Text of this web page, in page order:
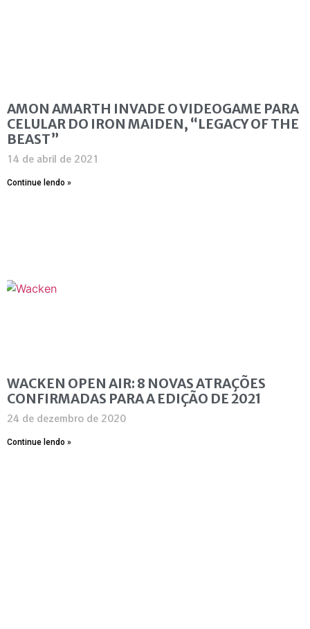
AMON AMARTH INVADE O VIDEOGAME PARA
CELULAR DO IRON MAIDEN, “LEGACY OF THE
BEAST”
14 de abril de 2021
Continue lendo »
WACKEN OPEN AIR: 8 NOVAS ATRAÇÕES
CONFIRMADAS PARA A EDIÇÃO DE 2021
24 de dezembro de 2020
Continue lendo »